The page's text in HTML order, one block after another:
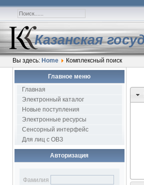
Казанская
Вы здесь: Home Комплексный поиск
Главное меню
Главная
Электронный каталог
Новые поступления
Электронные ресурсы
Сенсорный интерфейс
Для лиц с ОВЗ
Авторизация
Фамилия